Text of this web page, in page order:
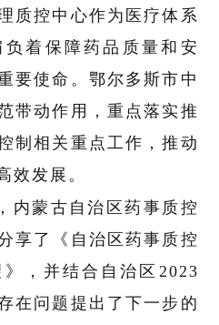
质控中心作为医疗体系
着保障药品质量和安
要使命。鄂尔多斯市中
带动作用，重点落实推
制相关重点工作，推动
效发展。
内蒙古自治区药事质控
享了《自治区药事质控
，并结合自治区2023
在问题提出了下一步的